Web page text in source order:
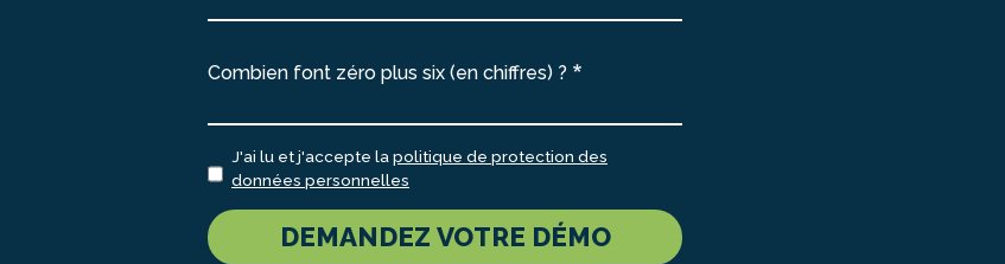
Combien font zéro plus six (en chiffres) ?
J'ai lu et j'accepte la politique de protection des
données personnelles
DEMANDEZ VOTRE DÉMO